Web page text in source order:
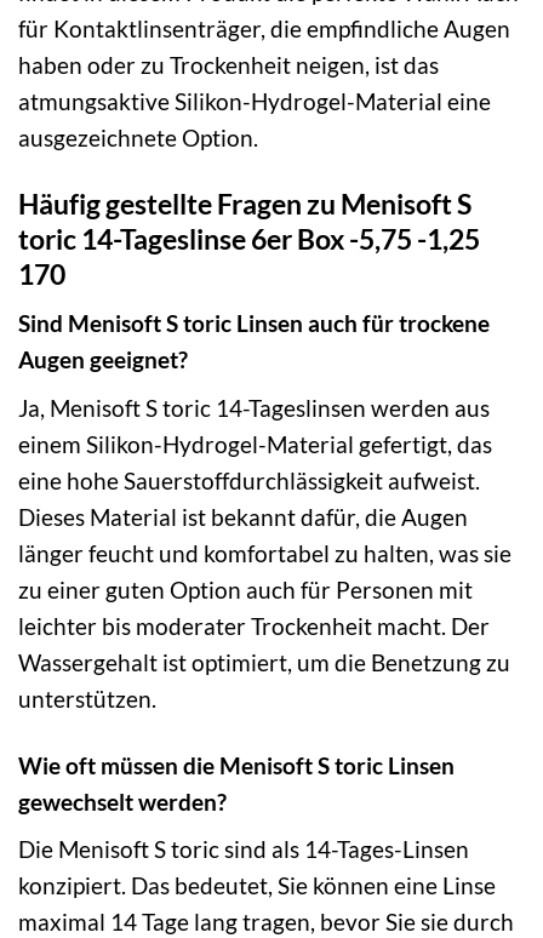
für Kontaktlinsenträger, die empfindliche Augen
haben oder zu Trockenheit neigen, ist das
atmungsaktive Silikon-Hydrogel-Material eine
ausgezeichnete Option.
Häufig gestellte Fragen zu Menisoft S
toric 14-Tageslinse 6er Box -5,75 -1,25
170
Sind Menisoft S toric Linsen auch für trockene
Augen geeignet?
Ja, Menisoft S toric 14-Tageslinsen werden aus
einem Silikon-Hydrogel-Material gefertigt, das
eine hohe Sauerstoffdurchlässigkeit aufweist.
Dieses Material ist bekannt dafür, die Augen
länger feucht und komfortabel zu halten, was sie
zu einer guten Option auch für Personen mit
leichter bis moderater Trockenheit macht. Der
Wassergehalt ist optimiert, um die Benetzung zu
unterstützen.
Wie oft müssen die Menisoft S toric Linsen
gewechselt werden?
Die Menisoft S toric sind als 14-Tages-Linsen
konzipiert. Das bedeutet, Sie können eine Linse
maximal 14 Tage lang tragen, bevor Sie sie durch